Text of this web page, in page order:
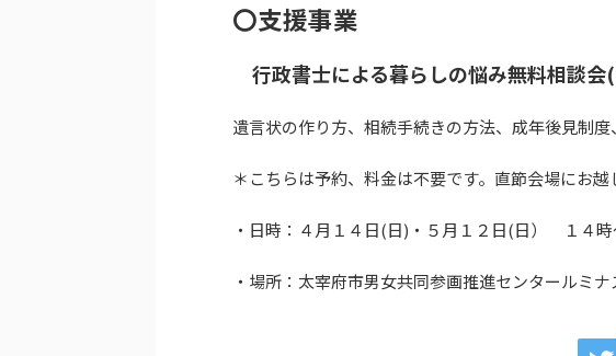
〇支援事業
行政書士による暮らしの悩み無料相談
遺言状の作り方、相続手続きの方法、成年後見制
＊こちらは予約、料金は不要です。直節会場にお越
・日時：４月１４日(日)・５月１２日(日） １４時
・場所：太宰府市男女共同参画推進センタールミ